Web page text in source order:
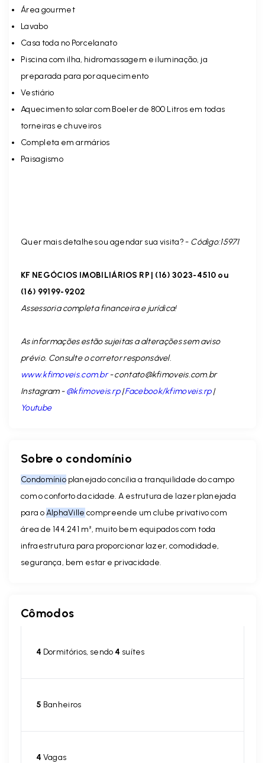
Área gourmet
Lavabo
Casa toda no Porcelanato
Piscina com ilha, hidromassagem e iluminação, ja
preparada para por aquecimento
Vestiário
Aquecimento solar com Boeler de 800 Litros em todas
torneiras e chuveiros
Completa em armários
Paisagismo
Quer mais detalhes ou agendar sua visita? - Código:15971
KF NEGÓCIOS IMOBILIÁRIOS RP | (16) 3023-4510 ou
(16) 99199-9202
Assessoria completa financeira e jurídica!
As informações estão sujeitas a alterações sem aviso
prévio. Consulte o corretor responsável.
www.kfimoveis.com.br-contato@kfimoveis.com.br
Instagram -@kfimoveis.rp|Facebook/kfimoveis.rp|
Youtube
Sobre o condomínio
Condomínio planejado concilia a tranquilidade do campo
com o conforto da cidade. A estrutura de lazer planejada
para oAlphaVille compreende um clube privativo com
área de 144.241 m², muito bem equipados com toda
infraestrutura para proporcionar lazer, comodidade,
segurança, bem estar e privacidade.
Cômodos
4 Dormitórios, sendo 4 suítes
5 Banheiros
4 Vagas